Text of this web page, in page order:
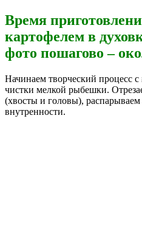
Время
картофелем в
фото пошагово –
Начинаем творческий процесс
чистки мелкой рыбешки.
(хвосты и головы),
внутренности.